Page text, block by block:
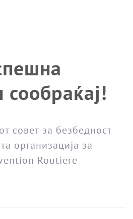
совет за безбедност
организација за
Routiere